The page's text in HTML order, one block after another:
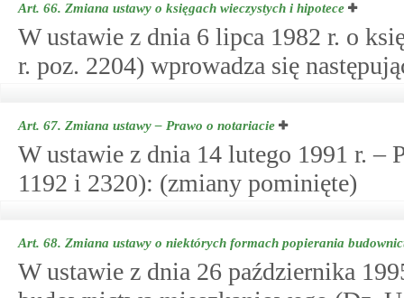
Art. 66. Zmiana ustawy o księgach wieczystych i hipotece
W ustawie z dnia 6 lipca 1982 r. o
r. poz. 2204) wprowadza się
Art. 67. Zmiana ustawy – Prawo o notariacie
W ustawie z dnia 14 lutego 1991 r. –
1192 i 2320): (zmiany pominięte)
Art. 68. Zmiana ustawy o niektórych formach popierania
W ustawie z dnia 26 października